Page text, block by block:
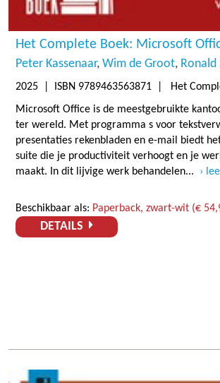
Het Complete Boek: Microsoft
Peter Kassenaar Wim de Groot Ronald
2025 | ISBN 9789463563871 | Het
Microsoft Office is de meestgebruikte
ter wereld. Met programma s voor
presentaties rekenbladen en e-mail biedt
suite die je productiviteit verhoogt en je
maakt. In dit lijvige werk behandelen...
Beschikbaar als: Paperback, zwart-wit (€
DETAILS